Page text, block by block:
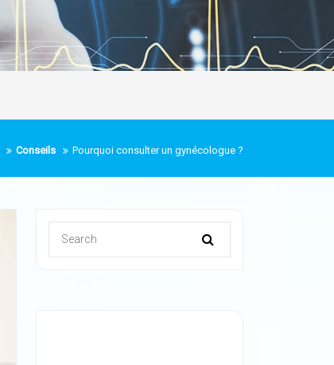
Conseils Pourquoi consulter un gynécologue ?